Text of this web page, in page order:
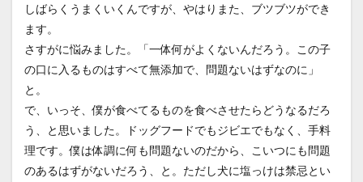
しばらくうまくいくんですが、やはりまた、ブツブツができ
ます。
さすがに悩みました。「一体何がよくないんだろう。この子
の口に入るものはすべて無添加で、問題ないはずなのに」
と。
で、いっそ、僕が食べてるものを食べさせたらどうなるだろ
う、と思いました。ドッグフードでもジビエでもなく、手料
理です。僕は体調に何も問題ないのだから、こいつにも問題
のあるはずがないだろう、と。ただし犬に塩っけは禁忌とい